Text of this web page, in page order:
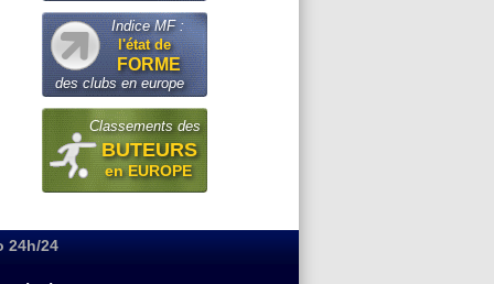
Indice MF :
l'état de
FORME
des clubs en europe
Classements des
BUTEURS
en EUROPE
24h/24